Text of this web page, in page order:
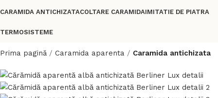
CARAMIDA ANTICHIZATACOLTARE CARAMIDAIMITATIE DE PIATRA
TERMOSISTEME
Prima pagină Caramida aparenta Caramida antichizata